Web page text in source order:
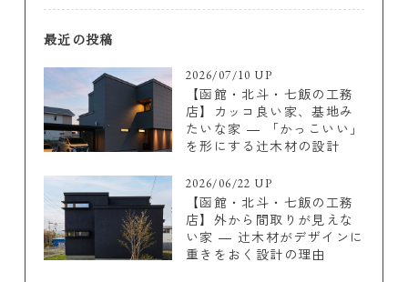
最近の投稿
2026/07/10 UP
【函館・北斗・七飯の工務
店】カッコ良い家、基地み
たいな家 ― 「かっこいい」
を形にする辻木材の設計
2026/06/22 UP
【函館・北斗・七飯の工務
店】外から間取りが見えな
い家 ― 辻木材がデザインに
重きをおく設計の理由